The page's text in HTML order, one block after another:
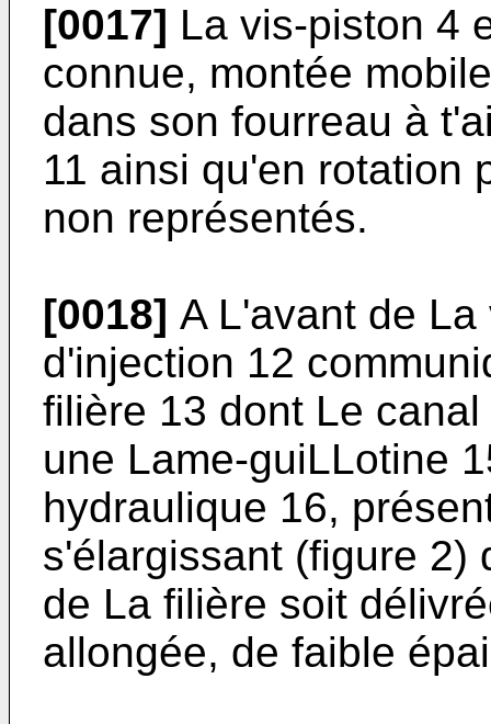
[0017] La vis-piston 4
connue, montée
dans son fourreau à
11 ainsi qu'en rotation
non représentés.
[0018] A L'avant de
d'injection 12
filière 13 dont Le
une Lame-guiLLotine
hydraulique 16,
s'élargissant (figure 2)
de La filière soit
allongée, de faible